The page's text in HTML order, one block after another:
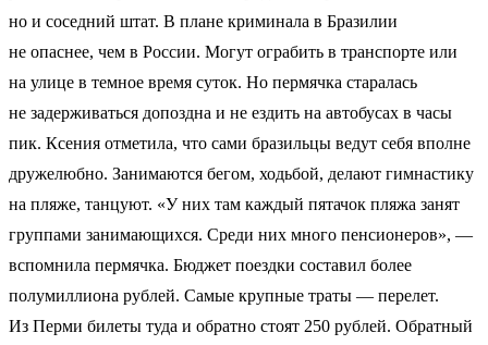
но и соседний штат. В плане криминала в Бразилии
не опаснее, чем в России. Могут ограбить в транспорте или
на улице в темное время суток. Но пермячка старалась
не задерживаться допоздна и не ездить на автобусах в часы
пик. Ксения отметила, что сами бразильцы ведут себя вполне
дружелюбно. Занимаются бегом, ходьбой, делают гимнастику
на пляже, танцуют. «У них там каждый пятачок пляжа занят
группами занимающихся. Среди них много пенсионеров», —
вспомнила пермячка. Бюджет поездки составил более
полумиллиона рублей. Самые крупные траты — перелет.
Из Перми билеты туда и обратно стоят 250 рублей. Обратный